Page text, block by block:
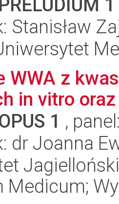
PRELUDIUM 1
Stanisław
WWA z
in vitro
1 ,
dr Joanna
Medicum;